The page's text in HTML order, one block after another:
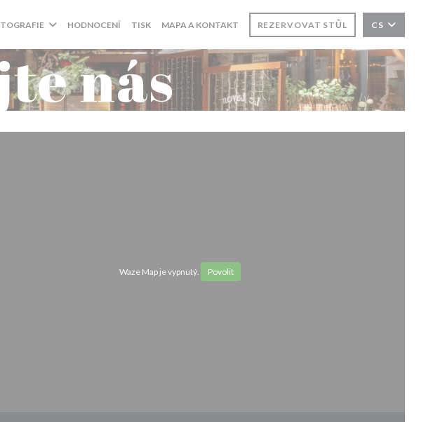
HODNOCENÍ TISK MAPA A KONTAKT REZERVOVAT STŮL CS
nás
Waze Map je vypnutý. Povolit